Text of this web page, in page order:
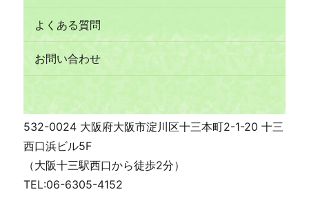
よくある質問
お問い合わせ
532-0024 大阪府大阪市淀川区十三本町2-1-20 十三
西口浜ビル5F
（大阪十三駅西口から徒歩2分）
TEL:06-6305-4152